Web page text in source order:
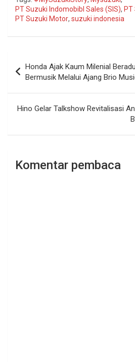
PT Suzuki Indomobibl Sales (SIS), PT
PT Suzuki Motor, suzuki indonesia
pos
Honda Ajak Kaum Milenial
Bermusik Melalui Ajang Brio
Hino Gelar Talkshow Revitalisasi
Komentar pembaca